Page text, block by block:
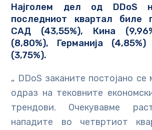
Најголем дел од DDoS
последниот квартал биле
САД (43,55%), Кина
(8,80%), Германија
(3,75%).
„ DDoS заканите постојано се
одраз на тековните
трендови. Очекувавме
нападите во четвртиот